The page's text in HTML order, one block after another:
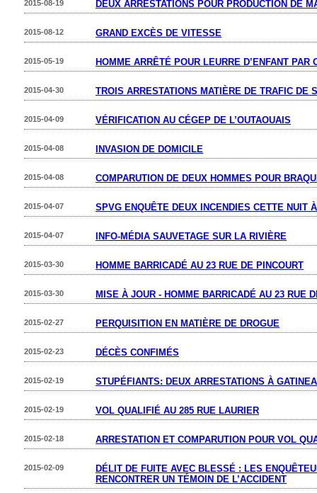
DEUX ARRESTATIONS POUR PRODUCTION DE
2015-08-19
GRAND EXCÈS DE VITESSE
2015-08-12
HOMME ARRÊTÉ POUR LEURRE D’ENFANT PAR
2015-05-19
TROIS ARRESTATIONS MATIÈRE DE TRAFIC DE
2015-04-30
VÉRIFICATION AU CÉGEP DE L’OUTAOUAIS
2015-04-09
INVASION DE DOMICILE
2015-04-08
COMPARUTION DE DEUX HOMMES POUR
2015-04-08
SPVG ENQUÊTE DEUX INCENDIES CETTE NUIT
2015-04-07
INFO-MÉDIA SAUVETAGE SUR LA RIVIÈRE
2015-04-07
HOMME BARRICADÉ AU 23 RUE DE PINCOURT
2015-03-30
MISE À JOUR - HOMME BARRICADÉ AU 23 RUE
2015-03-30
PERQUISITION EN MATIÈRE DE DROGUE
2015-02-27
DÉCÈS CONFIMÉS
2015-02-23
STUPÉFIANTS: DEUX ARRESTATIONS À
2015-02-19
VOL QUALIFIÉ AU 285 RUE LAURIER
2015-02-19
ARRESTATION ET COMPARUTION POUR VOL
2015-02-18
DÉLIT DE FUITE AVEC BLESSÉ : LES
RENCONTRER UN TÉMOIN DE L’ACCIDENT
2015-02-09